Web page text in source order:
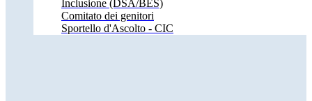
Inclusione (DSA/BES)
Comitato dei genitori
Sportello d'Ascolto - CIC